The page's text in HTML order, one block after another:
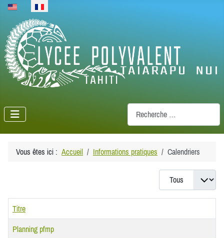
Sélectionnez votre langue
Vous êtes ici : Accueil Informations pratiques Calendriers
Afficher #
Titre
Planning pfmp